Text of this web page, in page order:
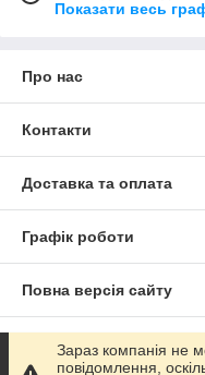
Показати весь
Про нас
Контакти
Доставка та оплата
Графік роботи
Повна версія сайту
Сайт створено на
Зараз компанія не
повідомлення,